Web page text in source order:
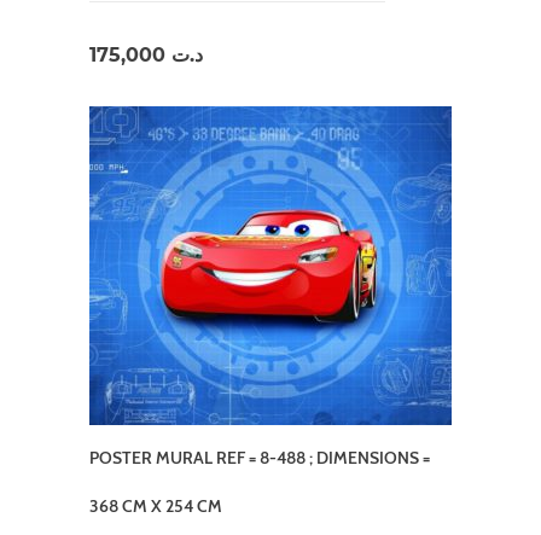
د.ت
POSTER MURAL REF = 8-488 ; DIMENSIONS =
368 CM X 254 CM